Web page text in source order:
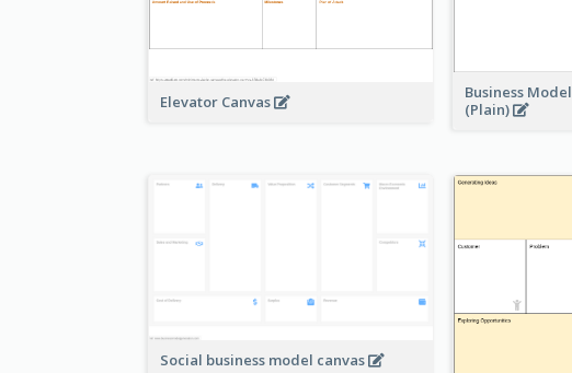
Elevator Canvas
Business
(Plain)
Social business model canvas